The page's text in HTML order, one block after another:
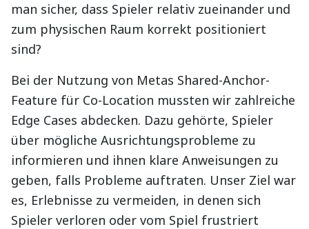
man sicher, dass Spieler relativ zueinander und
zum physischen Raum korrekt positioniert
sind?
Bei der Nutzung von Metas Shared-Anchor-
Feature für Co-Location mussten wir zahlreiche
Edge Cases abdecken. Dazu gehörte, Spieler
über mögliche Ausrichtungsprobleme zu
informieren und ihnen klare Anweisungen zu
geben, falls Probleme auftraten. Unser Ziel war
es, Erlebnisse zu vermeiden, in denen sich
Spieler verloren oder vom Spiel frustriert